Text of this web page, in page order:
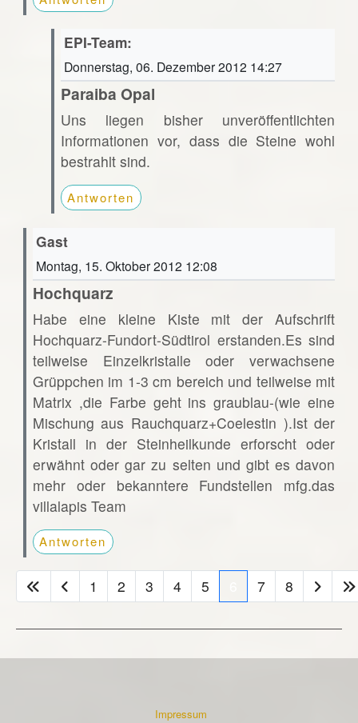
EPI-Team:
Donnerstag, 06. Dezember 2012 14:27
Paraiba Opal
Uns liegen bisher unveröffentlichten
Informationen vor, dass die Steine wohl
bestrahlt sind.
Antworten
Gast
Montag, 15. Oktober 2012 12:08
Hochquarz
Habe eine kleine Kiste mit der Aufschrift
Hochquarz-Fundort-Südtirol erstanden.Es sind
teilweise Einzelkristalle oder verwachsene
Grüppchen im 1-3 cm bereich und teilweise mit
Matrix ,die Farbe geht ins graublau-(wie eine
Mischung aus Rauchquarz+Coelestin ).Ist der
Kristall in der Steinheilkunde erforscht oder
erwähnt oder gar zu selten und gibt es davon
mehr oder bekanntere Fundstellen mfg.das
villalapis Team
Antworten
1 2 3 4 5 7 8
Impressum